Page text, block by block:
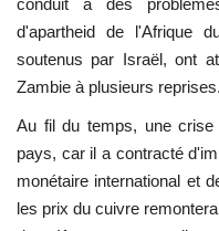
d'apartheid de l'Afrique
soutenus par Israël, ont
Zambie à plusieurs reprises.
Au fil du temps, une crise
pays, car il a contracté
monétaire international et
les prix du cuivre